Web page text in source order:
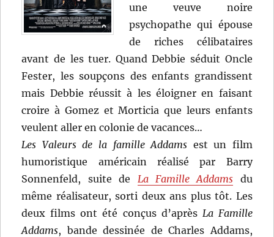
une veuve noire
psychopathe qui épouse
de riches célibataires
avant de les tuer. Quand Debbie séduit Oncle
Fester, les soupçons des enfants grandissent
mais Debbie réussit à les éloigner en faisant
croire à Gomez et Morticia que leurs enfants
veulent aller en colonie de vacances…
Les Valeurs de la famille Addams est un film
humoristique américain réalisé par Barry
Sonnenfeld, suite de La Famille Addams du
même réalisateur, sorti deux ans plus tôt. Les
deux films ont été conçus d’après La Famille
Addams, bande dessinée de Charles Addams,